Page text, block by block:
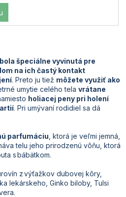
bola špeciálne vyvinutá pre
na ich častý kontakt
. Preto ju tiež môžete využiť ako
umytie celého tela vrátane
holiacej peny pri holení
. Pri umývaní rodidiel sa dá
parfumáciu , ktorá je veľmi jemná,
telu jeho prirodzenú vôňu, ktorá
s bábätkom.
z výťažkov dubovej kôry,
lekárskeho, Ginko biloby, Tulsi